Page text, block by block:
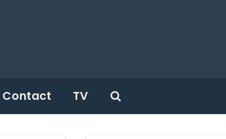
Contact TV